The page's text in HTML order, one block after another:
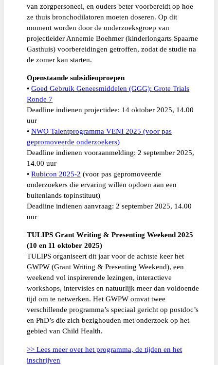
van zorgpersoneel, en ouders beter voorbereidt op hoe
ze thuis bronchodilatoren moeten doseren. Op dit
moment worden door de onderzoeksgroep van
projectleider Annemie Boehmer (kinderlongarts Spaarne
Gasthuis) voorbereidingen getroffen, zodat de studie na
de zomer kan starten.
Openstaande subsidieoproepen
•Goed Gebruik Geneesmiddelen (GGG): Grote Trials
Ronde 7
Deadline indienen projectidee: 14 oktober 2025, 14.00
uur
•NWO Talentprogramma VENI 2025 (voor pas
gepromoveerde onderzoekers)
Deadline indienen vooraanmelding: 2 september 2025,
14.00 uur
•Rubicon 2025-2 (voor pas gepromoveerde
onderzoekers die ervaring willen opdoen aan een
buitenlands topinstituut)
Deadline indienen aanvraag: 2 september 2025, 14.00
uur
TULIPS Grant Writing & Presenting Weekend 2025
(10 en 11 oktober 2025)
TULIPS organiseert dit jaar voor de achtste keer het
GWPW (Grant Writing & Presenting Weekend), een
weekend vol inspirerende lezingen, interactieve
workshops, intervisies en natuurlijk meer dan voldoende
tijd om te netwerken. Het GWPW omvat twee
verschillende programma’s speciaal gericht op postdoc’s
en PhD’s die zich bezighouden met onderzoek op het
gebied van Child Health.
>> Lees meer over het programma, de tijden en het
inschrijven